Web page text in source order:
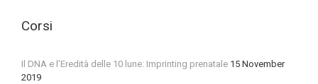
Corsi
Il DNA e l’Eredità delle 10 lune: Imprinting prenatale 15 November
2019